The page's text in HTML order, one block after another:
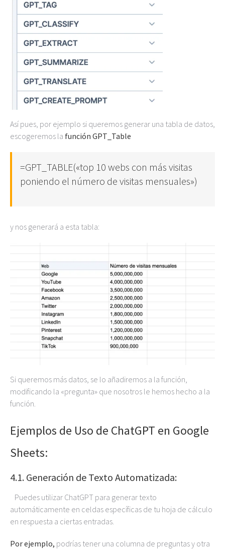
Así pues, por ejemplo si queremos generar una tabla de datos,
escogeremos la función GPT_Table
=GPT_TABLE(«top 10 webs con más visitas
poniendo el número de visitas mensuales»)
y nos generará a esta tabla:
Si queremos más datos, se lo añadiremos a la función,
modificando la «pregunta» que nosotros le hemos hecho a la
función.
Ejemplos de Uso de ChatGPT en Google
Sheets:
4.1. Generación de Texto Automatizada:
Puedes utilizar ChatGPT para generar texto
automáticamente en celdas específicas de tu hoja de cálculo
en respuesta a ciertas entradas.
Por ejemplo, podrías tener una columna de preguntas y otra